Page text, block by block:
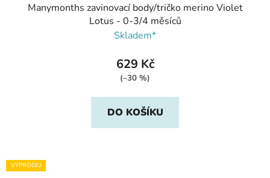
Manymonths zavinovací body/tričko merino Violet
Lotus - 0-3/4 měsíců
Skladem*
629 Kč
(–30 %)
DO KOŠÍKU
VÝPRODEJ